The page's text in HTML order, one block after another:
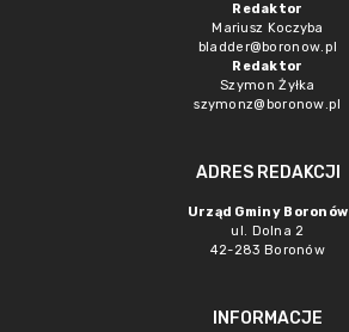
Redaktor
Mariusz Koczyba
bladder@boronow.pl
Redaktor
Szymon Żyłka
szymonz@boronow.pl
ADRES REDAKCJI
Urząd Gminy Boronów
ul. Dolna 2
42-283 Boronów
INFORMACJE